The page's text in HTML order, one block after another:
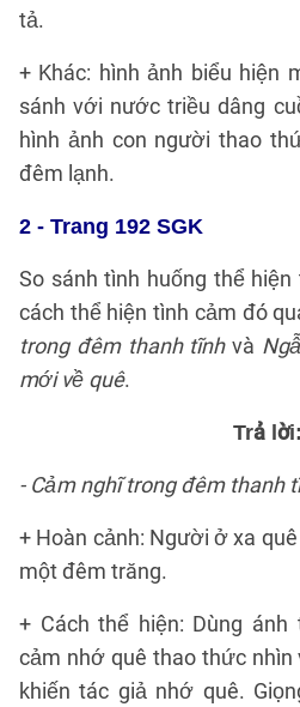
tả.
+ Khác: hình ảnh biểu hiện
sánh với nước triều dâng
hình ảnh con người thao
đêm lạnh.
2 - Trang 192 SGK
So sánh tình huống thể
cách thể hiện tình cảm đó
trong đêm thanh tĩnhvà
mới về quê.
Trả lời:
- Cảm nghĩ trong đêm thanh
+ Hoàn cảnh: Người ở xa
một đêm trăng.
+ Cách thể hiện: Dùng
cảm nhớ quê thao thức nhìn
khiến tác giả nhớ quê.